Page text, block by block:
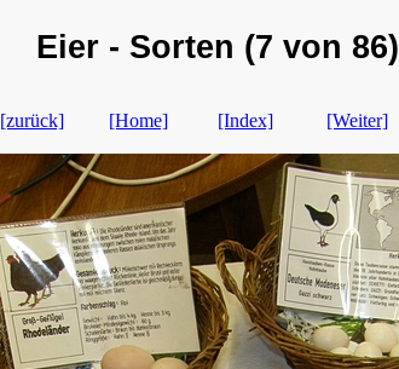
Eier - Sorten (7 von 86)
[zurück] [Home] [Index] [Weiter]